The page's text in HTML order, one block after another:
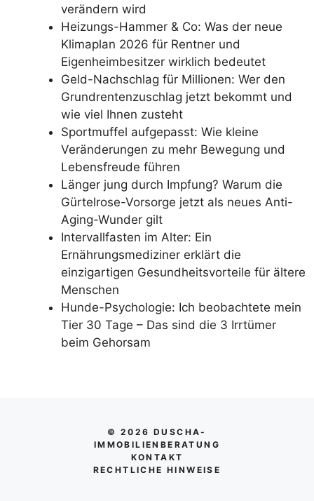
verändern wird
Heizungs-Hammer & Co: Was der neue
Klimaplan 2026 für Rentner und
Eigenheimbesitzer wirklich bedeutet
Geld-Nachschlag für Millionen: Wer den
Grundrentenzuschlag jetzt bekommt und
wie viel Ihnen zusteht
Sportmuffel aufgepasst: Wie kleine
Veränderungen zu mehr Bewegung und
Lebensfreude führen
Länger jung durch Impfung? Warum die
Gürtelrose-Vorsorge jetzt als neues Anti-
Aging-Wunder gilt
Intervallfasten im Alter: Ein
Ernährungsmediziner erklärt die
einzigartigen Gesundheitsvorteile für ältere
Menschen
Hunde-Psychologie: Ich beobachtete mein
Tier 30 Tage – Das sind die 3 Irrtümer
beim Gehorsam
© 2026 DUSCHA-
IMMOBILIENBERATUNG
KONTAKT
RECHTLICHE HINWEISE